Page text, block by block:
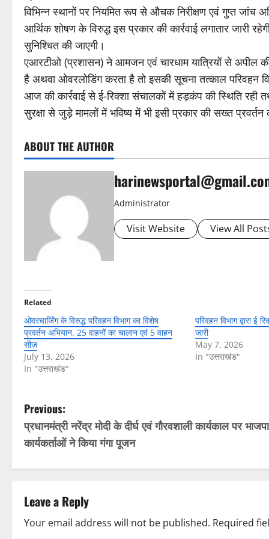
विभिन्न स्थानों पर नियमित रूप से औचक निरीक्षण एवं गुप्त जांच
आर्थिक शोषण के विरुद्ध इस प्रकार की कार्रवाई लगातार जारी
सुनिश्चित की जाएगी।
एआरटीओ (प्रशासन) ने आमजन एवं चारधाम यात्रियों से अपील की
है अथवा ओवरलोडिंग करता है तो इसकी सूचना तत्काल परिवहन
आज की कार्रवाई से ई-रिक्शा संचालकों में हड़कंप की स्थिति रही
सुरक्षा से जुड़े मामलों में भविष्य में भी इसी प्रकार की सख्त प्रवर्तन
ABOUT THE AUTHOR
Administrator
Visit Website View All
Related
ओवरचार्जिंग के विरुद्ध परिवहन विभाग का विशेष
प्रवर्तन अभियान, 25 वाहनों का चालान एवं 5 वाहन
सीज़
July 13, 2026
In "उत्तराखंड"
परिवहन विभाग द्वारा ई
जारी
May 7, 2026
In "उत्तराखंड"
P
o
s
n
Previous:
प्रधानमंत्री नरेंद्र मोदी के दीर्घ एवं गौरवशाली कार्यकाल पर भाजपा
कार्यकर्ताओं ने किया गंगा पूजन
Leave a Reply
Your email address will not be published. Required